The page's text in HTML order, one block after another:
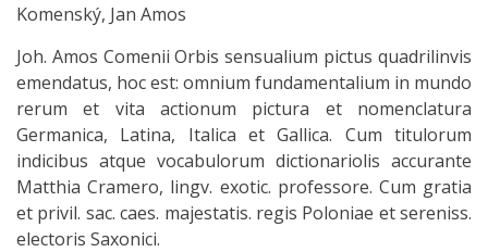
Komenský, Jan Amos
Joh. Amos Comenii Orbis sensualium pictus quadrilinvis
emendatus, hoc est: omnium fundamentalium in mundo
rerum et vita actionum pictura et nomenclatura
Germanica, Latina, Italica et Gallica. Cum titulorum
indicibus atque vocabulorum dictionariolis accurante
Matthia Cramero, lingv. exotic. professore. Cum gratia
et privil. sac. caes. majestatis. regis Poloniae et sereniss.
electoris Saxonici.